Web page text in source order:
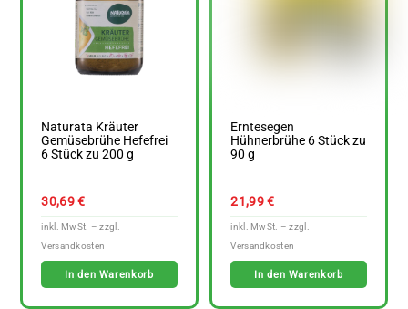
Naturata Kräuter
Gemüsebrühe Hefefrei
6 Stück zu 200 g
30,69€
In den Warenkorb
Erntesegen
Hühnerbrühe 6 Stück zu
90 g
21,99€
In den Warenkorb